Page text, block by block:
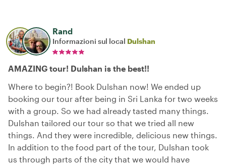
Rand
Informazioni sul local Dulshan
AMAZING tour! Dulshan is the best!!
Where to begin?! Book Dulshan now! We ended up
booking our tour after being in Sri Lanka for two weeks
with a group. So we had already tasted many things.
Dulshan tailored our tour so that we tried all new
things. And they were incredible, delicious new things.
In addition to the food part of the tour, Dulshan took
us through parts of the city that we would have